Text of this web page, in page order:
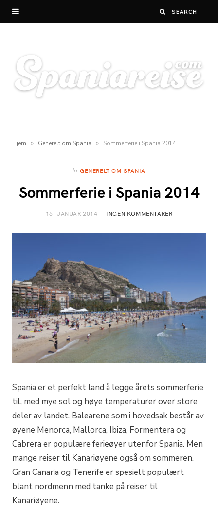
Hjem » Generelt om Spania » Sommerferie i Spania 2014
In GENERELT OM SPANIA
Sommerferie i Spania 2014
16. JANUAR 2014 INGEN KOMMENTARER
Spania er et perfekt land å legge årets sommerferie
til, med mye sol og høye temperaturer over store
deler av landet. Balearene som i hovedsak består av
øyene Menorca, Mallorca, Ibiza, Formentera og
Cabrera er populære ferieøyer utenfor Spania. Men
mange reiser til Kanariøyene også om sommeren.
Gran Canaria og Tenerife er spesielt populært
blant nordmenn med tanke på reiser til
Kanariøyene.